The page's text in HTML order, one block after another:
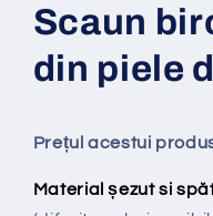
Scaun
din piele
Prețul acestui
Material șezut si